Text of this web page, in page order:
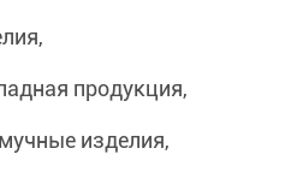
продукция,
изделия,